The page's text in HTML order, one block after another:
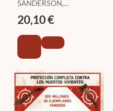
SANDERSON,
20,10 €